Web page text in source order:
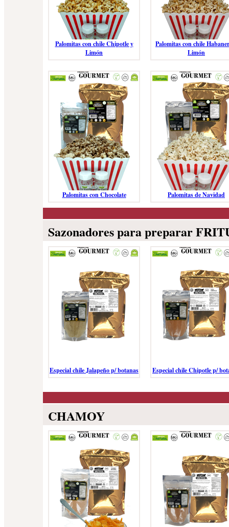
Palomitas con chile Chipotle y
Limón
Palomitas con chile
Limón
Palomitas con Chocolate Palomitas de Navidad
Sazonadores para preparar
Especial chile Jalapeño p/ botanas Especial chile Chipotle p/
CHAMOY